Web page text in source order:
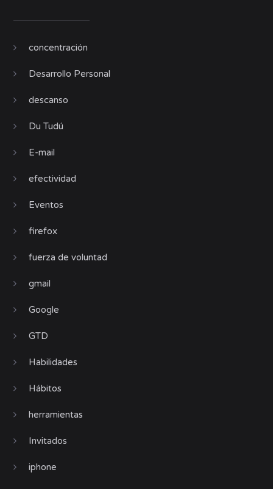
concentración
Desarrollo Personal
descanso
Du Tudú
E-mail
efectividad
Eventos
firefox
fuerza de voluntad
gmail
Google
GTD
Habilidades
Hábitos
herramientas
Invitados
iphone